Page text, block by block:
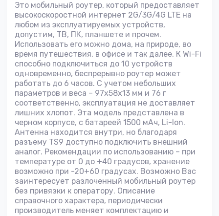
Это мобильный роутер, который предоставляет
высокоскоростной интернет 2G/3G/4G LTE на
любом из эксплуатируемых устройств,
допустим, ТВ, ПК, планшете и прочем.
Использовать его можно дома, на природе, во
время путешествия, в офисе и так далее. К Wi-Fi
способно подключиться до 10 устройств
одновременно, беспрерывно роутер может
работать до 6 часов. С учетом небольших
параметров и веса – 97х58х13 мм и 76 г
соответственно, эксплуатация не доставляет
лишних хлопот. Эта модель представлена в
черном корпусе, с батареей 1500 мАч, Li-Ion.
Антенна находится внутри, но благодаря
разъему TS9 доступно подключить внешний
аналог. Рекомендации по использованию – при
температуре от 0 до +40 градусов, хранение
возможно при -20+60 градусах. Возможно Вас
заинтересует разлоченный мобильный роутер
без привязки к оператору. Описание
справочного характера, периодически
производитель меняет комплектацию и